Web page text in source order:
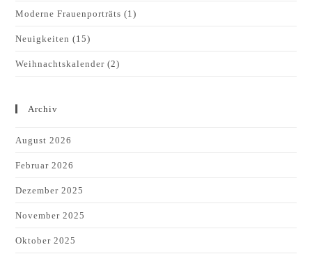
Moderne Frauenporträts (1)
Neuigkeiten (15)
Weihnachtskalender (2)
Archiv
August 2026
Februar 2026
Dezember 2025
November 2025
Oktober 2025